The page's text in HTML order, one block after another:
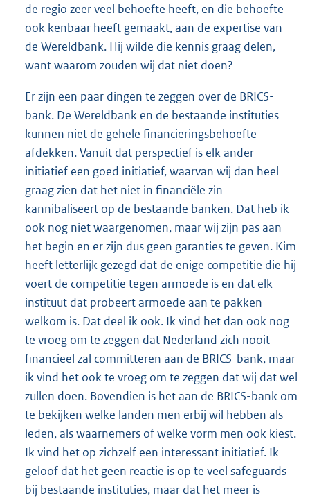
de regio zeer veel behoefte heeft, en die behoefte
ook kenbaar heeft gemaakt, aan de expertise van
de Wereldbank. Hij wilde die kennis graag delen,
want waarom zouden wij dat niet doen?
Er zijn een paar dingen te zeggen over de BRICS-
bank. De Wereldbank en de bestaande instituties
kunnen niet de gehele financieringsbehoefte
afdekken. Vanuit dat perspectief is elk ander
initiatief een goed initiatief, waarvan wij dan heel
graag zien dat het niet in financiële zin
kannibaliseert op de bestaande banken. Dat heb ik
ook nog niet waargenomen, maar wij zijn pas aan
het begin en er zijn dus geen garanties te geven. Kim
heeft letterlijk gezegd dat de enige competitie die hij
voert de competitie tegen armoede is en dat elk
instituut dat probeert armoede aan te pakken
welkom is. Dat deel ik ook. Ik vind het dan ook nog
te vroeg om te zeggen dat Nederland zich nooit
financieel zal committeren aan de BRICS-bank, maar
ik vind het ook te vroeg om te zeggen dat wij dat wel
zullen doen. Bovendien is het aan de BRICS-bank om
te bekijken welke landen men erbij wil hebben als
leden, als waarnemers of welke vorm men ook kiest.
Ik vind het op zichzelf een interessant initiatief. Ik
geloof dat het geen reactie is op te veel safeguards
bij bestaande instituties, maar dat het meer is